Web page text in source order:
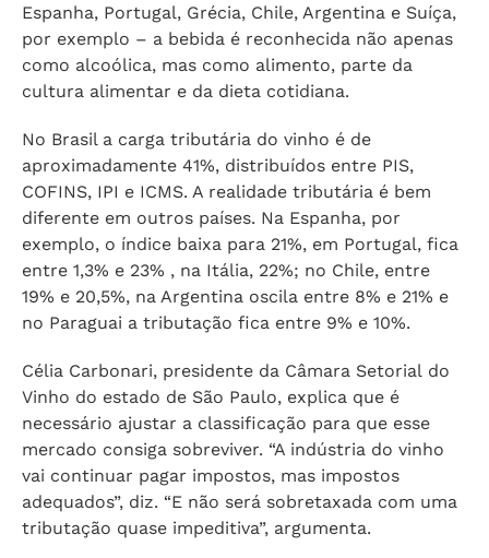
Espanha, Portugal, Grécia, Chile, Argentina e Suíça,
por exemplo – a bebida é reconhecida não apenas
como alcoólica, mas como alimento, parte da
cultura alimentar e da dieta cotidiana.
No Brasil a carga tributária do vinho é de
aproximadamente 41%, distribuídos entre PIS,
COFINS, IPI e ICMS. A realidade tributária é bem
diferente em outros países. Na Espanha, por
exemplo, o índice baixa para 21%, em Portugal, fica
entre 1,3% e 23% , na Itália, 22%; no Chile, entre
19% e 20,5%, na Argentina oscila entre 8% e 21% e
no Paraguai a tributação fica entre 9% e 10%.
Célia Carbonari, presidente da Câmara Setorial do
Vinho do estado de São Paulo, explica que é
necessário ajustar a classificação para que esse
mercado consiga sobreviver. “A indústria do vinho
vai continuar pagar impostos, mas impostos
adequados”, diz. “E não será sobretaxada com uma
tributação quase impeditiva”, argumenta.